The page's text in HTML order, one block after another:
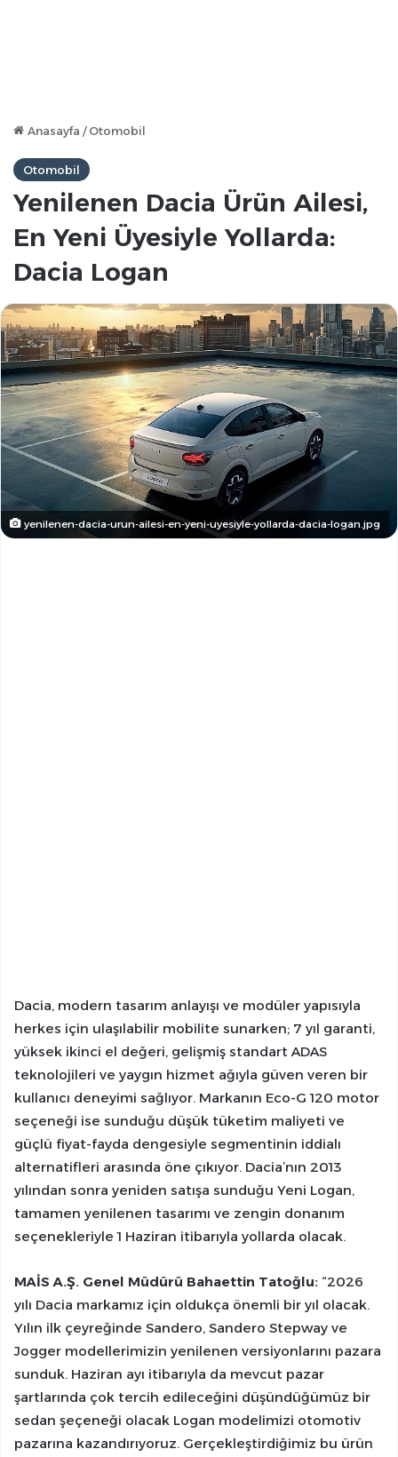
Anasayfa / Otomobil
Otomobil
Yenilenen Dacia Ürün Ailesi,
En Yeni Üyesiyle Yollarda:
Dacia Logan
yenilenen-dacia-urun-ailesi-en-yeni-uyesiyle-yollarda-dacia-logan.jpg
Dacia, modern tasarım anlayışı ve modüler yapısıyla
herkes için ulaşılabilir mobilite sunarken; 7 yıl garanti,
yüksek ikinci el değeri, gelişmiş standart ADAS
teknolojileri ve yaygın hizmet ağıyla güven veren bir
kullanıcı deneyimi sağlıyor. Markanın Eco-G 120 motor
seçeneği ise sunduğu düşük tüketim maliyeti ve
güçlü fiyat-fayda dengesiyle segmentinin iddialı
alternatifleri arasında öne çıkıyor. Dacia’nın 2013
yılından sonra yeniden satışa sunduğu Yeni Logan,
tamamen yenilenen tasarımı ve zengin donanım
seçenekleriyle 1 Haziran itibarıyla yollarda olacak.
MAİS A.Ş. Genel Müdürü Bahaettin Tatoğlu: “2026
yılı Dacia markamız için oldukça önemli bir yıl olacak.
Yılın ilk çeyreğinde Sandero, Sandero Stepway ve
Jogger modellerimizin yenilenen versiyonlarını pazara
sunduk. Haziran ayı itibarıyla da mevcut pazar
şartlarında çok tercih edileceğini düşündüğümüz bir
sedan şeçeneği olacak Logan modelimizi otomotiv
pazarına kazandırıyoruz. Gerçekleştirdiğimiz bu ürün